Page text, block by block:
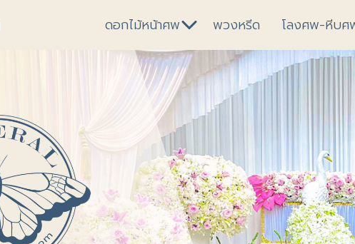
ดอกไม้หน้าศพ พวงหรีด โลงศพ-หีบศ